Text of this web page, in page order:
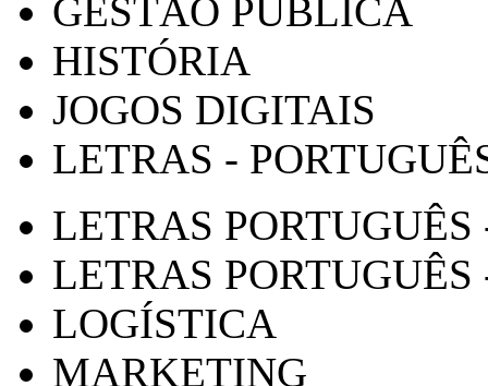
GESTÃO PÚBLICA
HISTÓRIA
JOGOS DIGITAIS
LETRAS -
LETRAS
LETRAS PORTUGUÊS
LOGÍSTICA
MARKETING